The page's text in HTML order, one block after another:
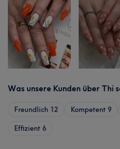
Was unsere Kunden über Thi
Freundlich 12 Kompetent 9
Effizient 6